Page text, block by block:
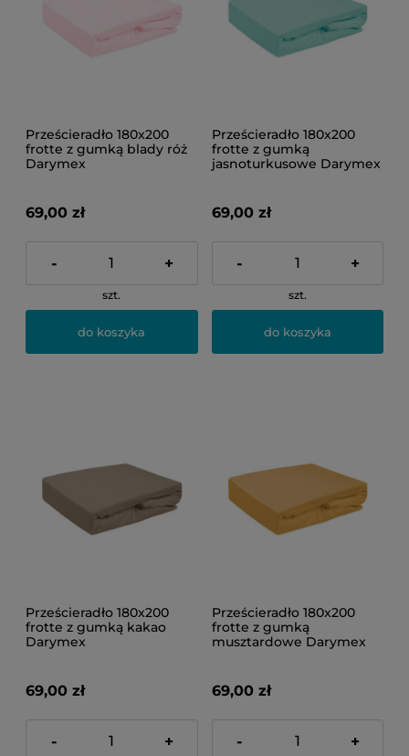
Prześcieradło 180x200
frotte z gumką blady róż
Darymex
69,00 zł
- +
szt.
do koszyka
Prześcieradło 180x200
frotte z gumką
jasnoturkusowe Darymex
69,00 zł
- +
szt.
do koszyka
Prześcieradło 180x200
frotte z gumką kakao
Darymex
69,00 zł
- +
Prześcieradło 180x200
frotte z gumką
musztardowe Darymex
69,00 zł
- +